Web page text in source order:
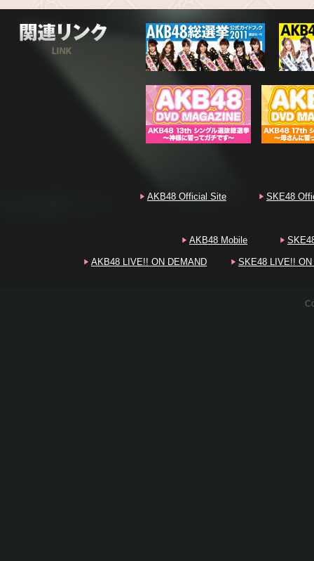
AKB48 Official Site SKE48
AKB48 Mobile
AKB48 LIVE!! ON DEMAND SKE48 LIVE!! ON